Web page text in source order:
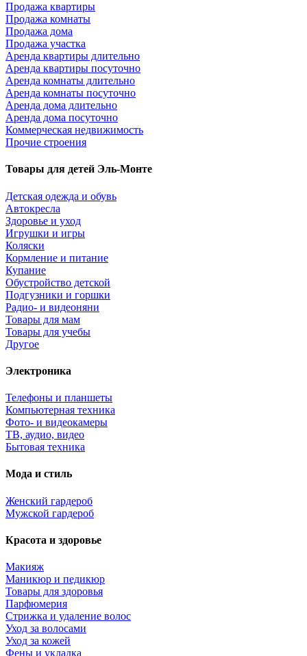
Продажа квартиры
Продажа комнаты
Продажа дома
Продажа участка
Аренда квартиры длительно
Аренда квартиры посуточно
Аренда комнаты длительно
Аренда комнаты посуточно
Аренда дома длительно
Аренда дома посуточно
Коммерческая недвижимость
Прочие строения
Товары для детей Эль-Монте
Детская одежда и обувь
Автокресла
Здоровье и уход
Игрушки и игры
Коляски
Кормление и питание
Купание
Обустройство детской
Подгузники и горшки
Радио- и видеоняни
Товары для мам
Товары для учебы
Другое
Электроника
Телефоны и планшеты
Компьютерная техника
Фото- и видеокамеры
ТВ, аудио, видео
Бытовая техника
Мода и стиль
Женский гардероб
Мужской гардероб
Красота и здоровье
Макияж
Маникюр и педикюр
Товары для здоровья
Парфюмерия
Стрижка и удаление волос
Уход за волосами
Уход за кожей
Фены и укладка